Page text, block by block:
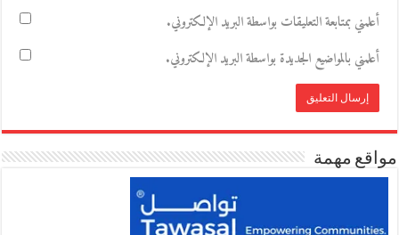
أعلمني بمتابعة التعليقات بواسطة البريد الإلكتروني.
أعلمني بالمواضيع الجديدة بواسطة البريد الإلكتروني.
مواقع مهمة